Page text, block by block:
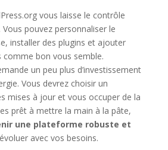
vous laisse le contrôle
pouvez personnaliser le
installer des plugins et ajouter
bon vous semble.
un peu plus d’investissement
Vous devrez choisir un
mises à jour et vous occuper de la
prêt à mettre la main à la pâte,
une plateforme robuste et
avec vos besoins.